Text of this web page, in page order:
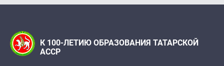
К 100-ЛЕТИЮ ОБРАЗОВАНИЯ ТАТАРСКОЙ
АССР